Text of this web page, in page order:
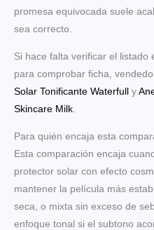
promesa equivocada suele
sea correcto.
Si hace falta verificar el listado
para comprobar ficha,
Solar Tonificante Waterfull y
Skincare Milk
Para quién encaja esta
Esta comparación encaja
protector solar con efecto
mantener la película más
seca, o mixta sin exceso de
enfoque tonal si el subtono